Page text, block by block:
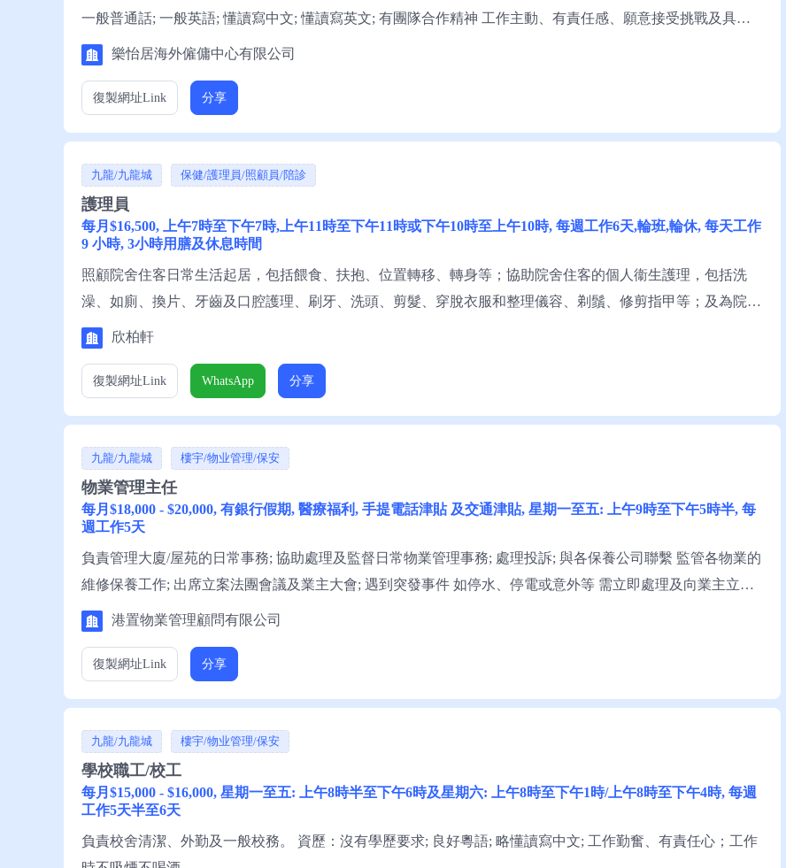
一般普通話; 一般英語; 懂讀寫中文; 懂讀寫英文; 有團隊合作精神 工作主動、有責任感、願意接受挑戰及具良
好溝通技巧。 申請須知：求職者可履歷表給樂怡居海外僱傭中心有限公司。如要索取收集個人資料聲明 請與
樂怡居海外僱傭中心有限公司
復製網址Link 分享
九龍/九龍城 保健/護理員/照顧員/陪診
護理員
每月$16,500, 上午7時至下午7時,上午11時至下午11時或下午10時至上午10時, 每週工作6天,輪班,輪休, 每天工作
9 小時, 3小時用膳及休息時間
照顧院舍住客日常生活起居，包括餵食、扶抱、位置轉移、轉身等；協助院舍住客的個人衞生護理，包括洗
澡、如廁、換片、牙齒及口腔護理、刷牙、洗頭、剪髮、穿脫衣服和整理儀容、剃鬚、修剪指甲等；及為院舍
住客陪診及送診。 資歷：小六程度; 1年經驗; 一般粵語優先; 略懂讀寫中文。 申請須知：求職者可與欣柏軒鄭
欣柏軒
復製網址Link WhatsApp 分享
九龍/九龍城 樓宇/物业管理/保安
物業管理主任
每月$18,000 - $20,000, 有銀行假期, 醫療福利, 手提電話津貼 及交通津貼, 星期一至五: 上午9時至下午5時半, 每
週工作5天
負責管理大廈/屋苑的日常事務; 協助處理及監督日常物業管理事務; 處理投訴; 與各保養公司聯繫 監管各物業的
維修保養工作; 出席立案法團會議及業主大會; 遇到突發事件 如停水、停電或意外等 需立即處理及向業主立案
法團匯報; 定期檢查各物業 監察管理員的工作表現 資歷：專上教育：文憑/證書; 1年經驗; 良好粵語優先; 一般
港置物業管理顧問有限公司
復製網址Link 分享
九龍/九龍城 樓宇/物业管理/保安
學校職工/校工
每月$15,000 - $16,000, 星期一至五: 上午8時半至下午6時及星期六: 上午8時至下午1時/上午8時至下午4時, 每週
工作5天半至6天
負責校舍清潔、外勤及一般校務。 資歷：沒有學歷要求; 良好粵語; 略懂讀寫中文; 工作勤奮、有責任心；工作